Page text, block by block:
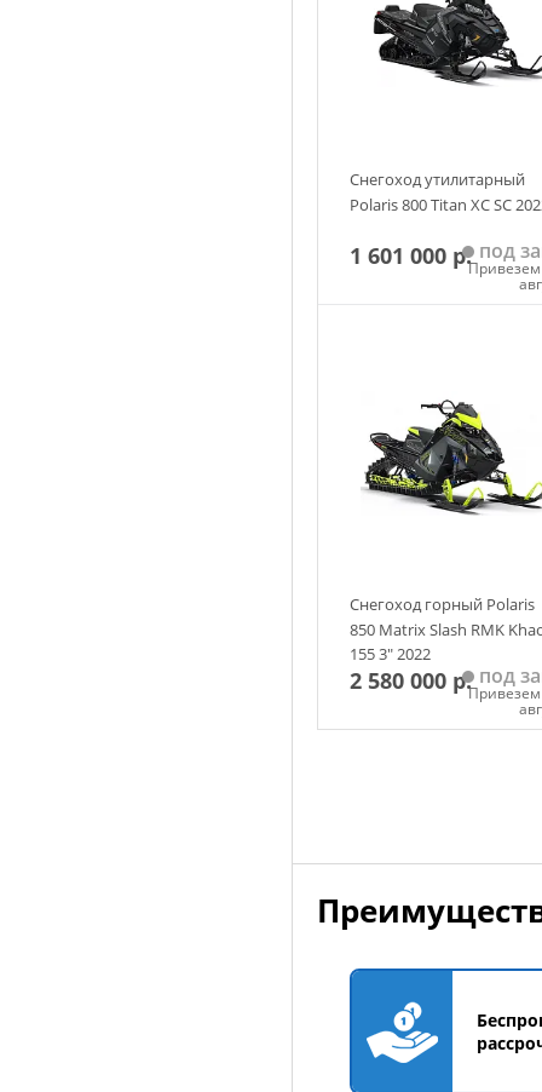
Снегоход утилитарный
Polaris 800 Titan XC SC
1 601 000 р. под
Привезем
Снегоход горный Polaris
850 Matrix Slash RMK
155 3" 2022
2 580 000 р. под
Привезем